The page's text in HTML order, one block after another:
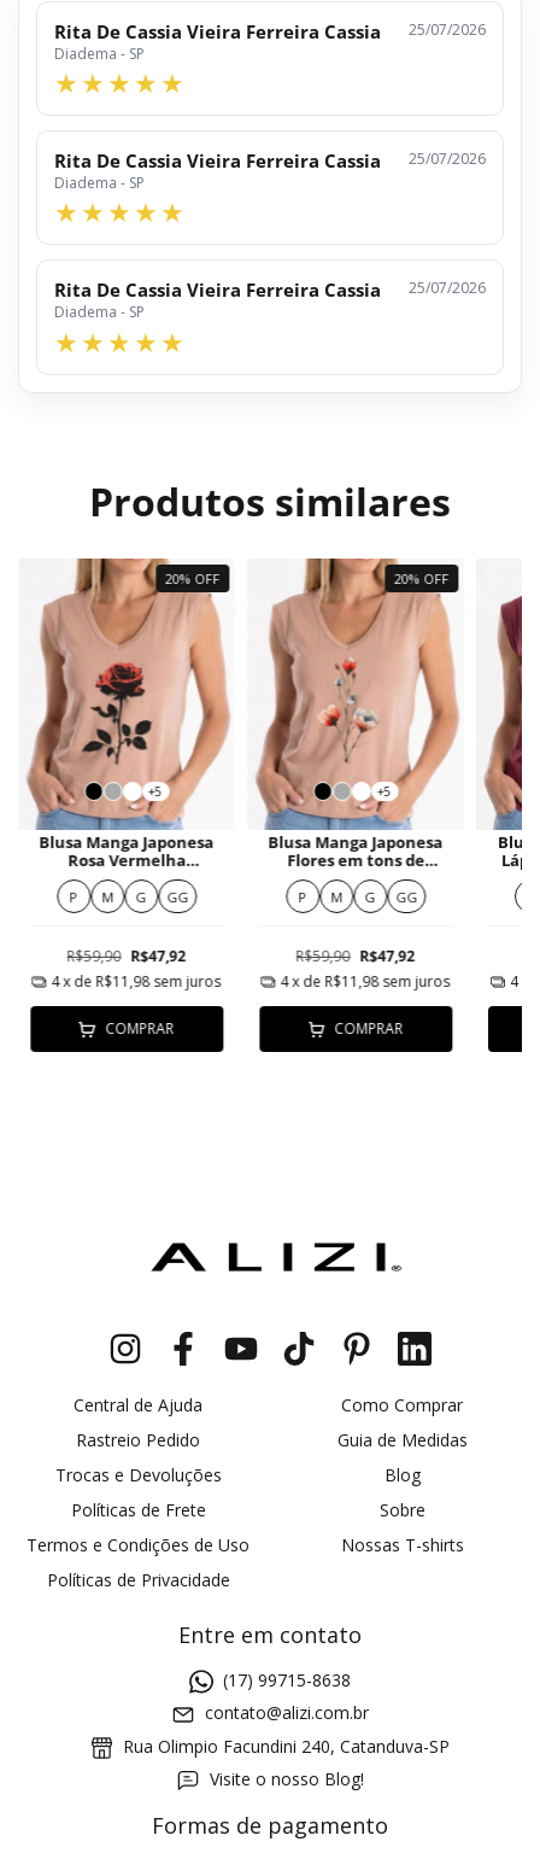
Rita De Cassia Vieira Ferreira Cassia
Diadema - SP
25/07/2026
Rita De Cassia Vieira Ferreira Cassia
Diadema - SP
25/07/2026
Rita De Cassia Vieira Ferreira Cassia
Diadema - SP
25/07/2026
Produtos similares
20% OFF
+5
Blusa Manga Japonesa
Rosa Vermelha
Minimalista
P M G GG
R$59,90 R$47,92
4x de R$11,98 sem juros
COMPRAR
20% OFF
+5
Blusa Manga Japonesa
Flores em tons de
vermelho e branco
P M G GG
R$59,90 R$47,92
4x de R$11,98sem juros
COMPRAR
4
Central de Ajuda
Rastreio Pedido
Trocas e Devoluções
Políticas de Frete
Termos e Condições de Uso
Políticas de Privacidade
Como Comprar
Guia de Medidas
Blog
Sobre
Nossas T-shirts
Entre em contato
(17) 99715-8638
contato@alizi.com.br
Rua Olimpio Facundini 240, Catanduva-SP
Visite o nosso Blog!
Formas de pagamento